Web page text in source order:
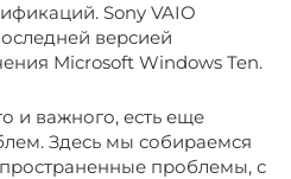
Sony VAIO
версией
Microsoft Windows Ten.
и важного, есть еще
Здесь мы собираемся
проблемы, с